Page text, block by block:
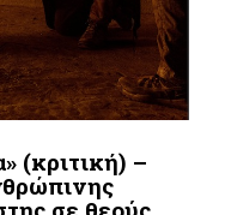
(κριτική) –